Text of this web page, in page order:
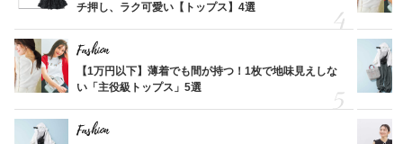
チ押し、ラク可愛い【トップス】4選
Fashion
【1万円以下】薄着でも間が持つ！1枚で地味見えしな
い「主役級トップス」5選
Fashion